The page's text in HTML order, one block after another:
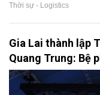
Thời sự - Logistics
Gia Lai thành lập
Quang Trung: Bệ